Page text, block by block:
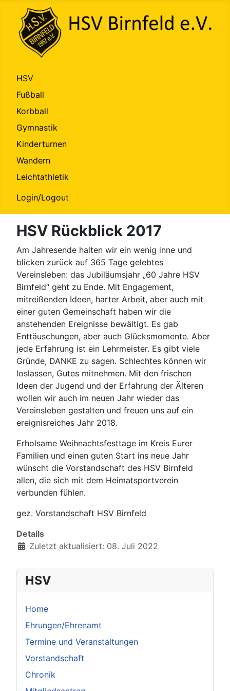
HSV
Fußball
Korbball
Gymnastik
Kinderturnen
Wandern
Leichtathletik
Login/Logout
HSV Rückblick 2017
Am Jahresende halten wir ein wenig inne und
blicken zurück auf 365 Tage gelebtes
Vereinsleben: das Jubiläumsjahr „60 Jahre HSV
Birnfeld“ geht zu Ende. Mit Engagement,
mitreißenden Ideen, harter Arbeit, aber auch mit
einer guten Gemeinschaft haben wir die
anstehenden Ereignisse bewältigt. Es gab
Enttäuschungen, aber auch Glücksmomente. Aber
jede Erfahrung ist ein Lehrmeister. Es gibt viele
Gründe, DANKE zu sagen. Schlechtes können wir
loslassen, Gutes mitnehmen. Mit den frischen
Ideen der Jugend und der Erfahrung der Älteren
wollen wir auch im neuen Jahr wieder das
Vereinsleben gestalten und freuen uns auf ein
ereignisreiches Jahr 2018.
Erholsame Weihnachtsfesttage im Kreis Eurer
Familien und einen guten Start ins neue Jahr
wünscht die Vorstandschaft des HSV Birnfeld
allen, die sich mit dem Heimatsportverein
verbunden fühlen.
gez. Vorstandschaft HSV Birnfeld
Details
Zuletzt aktualisiert: 08. Juli 2022
HSV
Home
Ehrungen/Ehrenamt
Termine und Veranstaltungen
Vorstandschaft
Chronik